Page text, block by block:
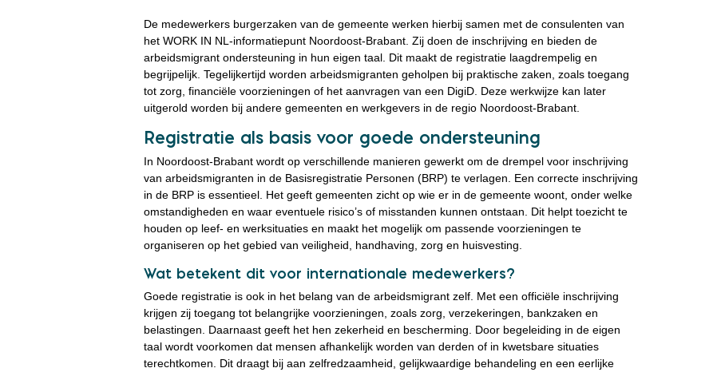
De medewerkers burgerzaken van de gemeente werken hierbij samen met de consulenten van
het WORK IN NL-informatiepunt Noordoost-Brabant. Zij doen de inschrijving en bieden de
arbeidsmigrant ondersteuning in hun eigen taal. Dit maakt de registratie laagdrempelig en
begrijpelijk. Tegelijkertijd worden arbeidsmigranten geholpen bij praktische zaken, zoals toegang
tot zorg, financiële voorzieningen of het aanvragen van een DigiD. Deze werkwijze kan later
uitgerold worden bij andere gemeenten en werkgevers in de regio Noordoost-Brabant.
Registratie als basis voor goede ondersteuning
In Noordoost-Brabant wordt op verschillende manieren gewerkt om de drempel voor inschrijving
van arbeidsmigranten in de Basisregistratie Personen (BRP) te verlagen. Een correcte inschrijving
in de BRP is essentieel. Het geeft gemeenten zicht op wie er in de gemeente woont, onder welke
omstandigheden en waar eventuele risico’s of misstanden kunnen ontstaan. Dit helpt toezicht te
houden op leef- en werksituaties en maakt het mogelijk om passende voorzieningen te
organiseren op het gebied van veiligheid, handhaving, zorg en huisvesting.
Wat betekent dit voor internationale medewerkers?
Goede registratie is ook in het belang van de arbeidsmigrant zelf. Met een officiële inschrijving
krijgen zij toegang tot belangrijke voorzieningen, zoals zorg, verzekeringen, bankzaken en
belastingen. Daarnaast geeft het hen zekerheid en bescherming. Door begeleiding in de eigen
taal wordt voorkomen dat mensen afhankelijk worden van derden of in kwetsbare situaties
terechtkomen. Dit draagt bij aan zelfredzaamheid, gelijkwaardige behandeling en een eerlijke